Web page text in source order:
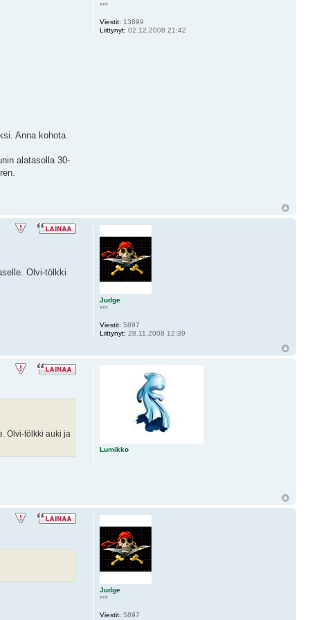
Anna kohota
alatasolla 30-
***
Viestit: 13899
Liittynyt: 02.12.2008 21:42
Olvi-tölkki
Judge
***
Viestit: 5897
Liittynyt: 28.11.2008 12:39
Olvi-tölkki auki ja
Lumikko
Judge
***
Viestit: 5897